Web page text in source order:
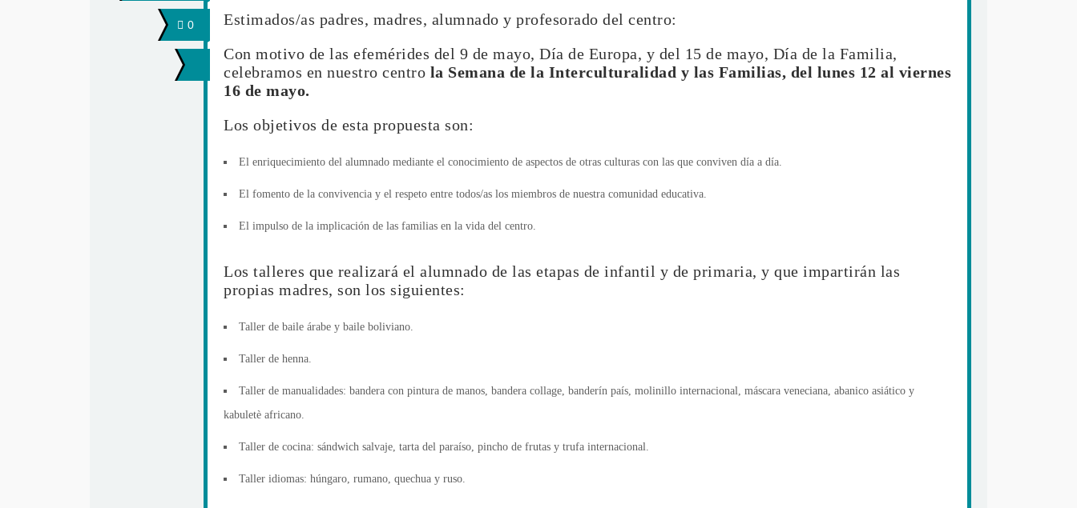
0
Estimados/as padres, madres, alumnado y profesorado del centro:
Con motivo de las efemérides del 9 de mayo, Día de Europa, y del 15 de mayo, Día de la Familia,
celebramos en nuestro centro la Semana de la Interculturalidad y las Familias, del lunes 12 al viernes
16 de mayo.
Los objetivos de esta propuesta son:
El enriquecimiento del alumnado mediante el conocimiento de aspectos de otras culturas con las que conviven día a día.
El fomento de la convivencia y el respeto entre todos/as los miembros de nuestra comunidad educativa.
El impulso de la implicación de las familias en la vida del centro.
Los talleres que realizará el alumnado de las etapas de infantil y de primaria, y que impartirán las
propias madres, son los siguientes:
Taller de baile árabe y baile boliviano.
Taller de henna.
Taller de manualidades: bandera con pintura de manos, bandera collage, banderín país, molinillo internacional, máscara veneciana, abanico asiático y
kabuletè africano.
Taller de cocina: sándwich salvaje, tarta del paraíso, pincho de frutas y trufa internacional.
Taller idiomas: húngaro, rumano, quechua y ruso.